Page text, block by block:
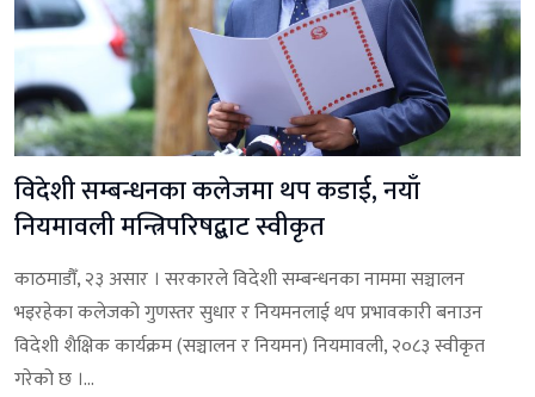
विदेशी सम्बन्धनका कलेजमा थप कडाई, नयाँ
नियमावली मन्त्रिपरिषद्बाट स्वीकृत
काठमाडौँ, २३ असार । सरकारले विदेशी सम्बन्धनका नाममा सञ्चालन
भइरहेका कलेजको गुणस्तर सुधार र नियमनलाई थप प्रभावकारी बनाउन
विदेशी शैक्षिक कार्यक्रम (सञ्चालन र नियमन) नियमावली, २०८३ स्वीकृत
गरेको छ ।...